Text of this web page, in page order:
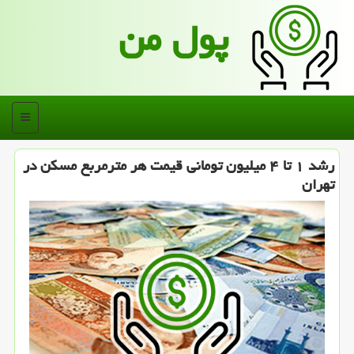
پول من
منو
رشد ۱ تا ۴ میلیون تومانی قیمت هر مترمربع مسكن در
تهران